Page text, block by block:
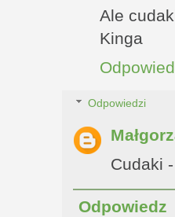
Ale
Kinga
Odpowiedzi
Cudaki
Odpowiedz